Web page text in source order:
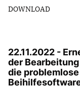
DOWNLOAD
22.11.2022 -
der
die